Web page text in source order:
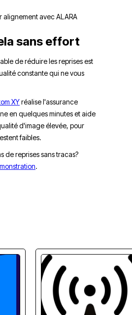
alignement avec ALARA
sans effort
de réduire les reprises est
constante qui ne vous
XYréalise l'assurance
en quelques minutes et aide
d'image élevée, pour
faibles.
de reprises sans tracas?
.